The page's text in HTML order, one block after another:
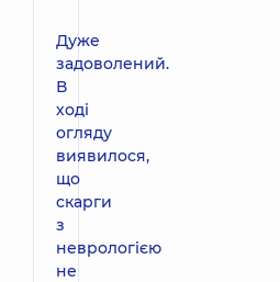
Дуже
задоволений.
В
ході
огляду
виявилося,
що
скарги
з
неврологією
не